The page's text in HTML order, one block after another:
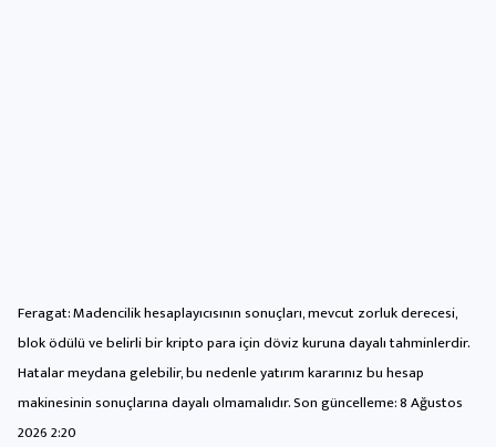
Feragat: Madencilik hesaplayıcısının sonuçları, mevcut zorluk derecesi,
blok ödülü ve belirli bir kripto para için döviz kuruna dayalı tahminlerdir.
Hatalar meydana gelebilir, bu nedenle yatırım kararınız bu hesap
makinesinin sonuçlarına dayalı olmamalıdır. Son güncelleme:8 Ağustos
2026 2:20